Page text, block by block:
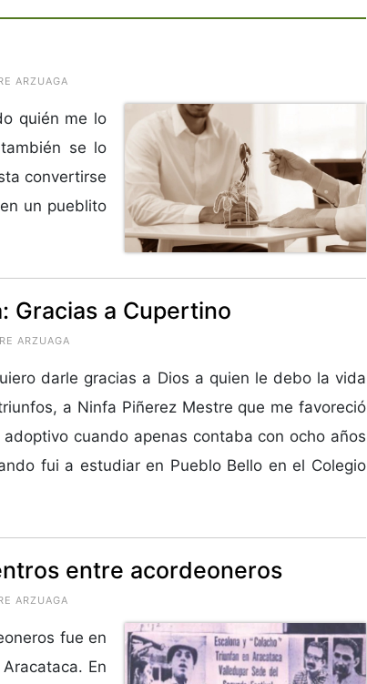
ARZUAGA
quién me lo
se lo
convertirse
un pueblito
Gracias a Cupertino
ARZUAGA
darle gracias a Dios a quien le debo la vida
a Ninfa Piñerez Mestre que me favoreció
adoptivo cuando apenas contaba con ocho años
fui a estudiar en Pueblo Bello en el Colegio
entre acordeoneros
ARZUAGA
fue en
En